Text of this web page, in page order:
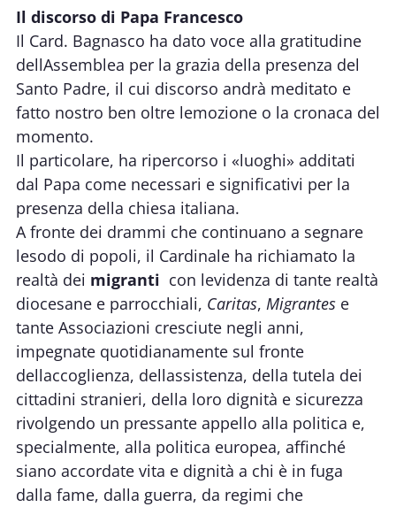
Il discorso di Papa Francesco
Il Card. Bagnasco ha dato voce alla gratitudine
dellAssemblea per la grazia della presenza del
Santo Padre, il cui discorso andrà meditato e
fatto nostro ben oltre lemozione o la cronaca del
momento.
Il particolare, ha ripercorso i «luoghi» additati
dal Papa come necessari e significativi per la
presenza della chiesa italiana.
A fronte dei drammi che continuano a segnare
lesodo di popoli, il Cardinale ha richiamato la
realtà dei migranti  con levidenza di tante realtà
diocesane e parrocchiali, Caritas, Migrantes e
tante Associazioni cresciute negli anni,
impegnate quotidianamente sul fronte
dellaccoglienza, dellassistenza, della tutela dei
cittadini stranieri, della loro dignità e sicurezza 
rivolgendo un pressante appello alla politica e,
specialmente, alla politica europea, affinché
siano accordate vita e dignità a chi è in fuga
dalla fame, dalla guerra, da regimi che